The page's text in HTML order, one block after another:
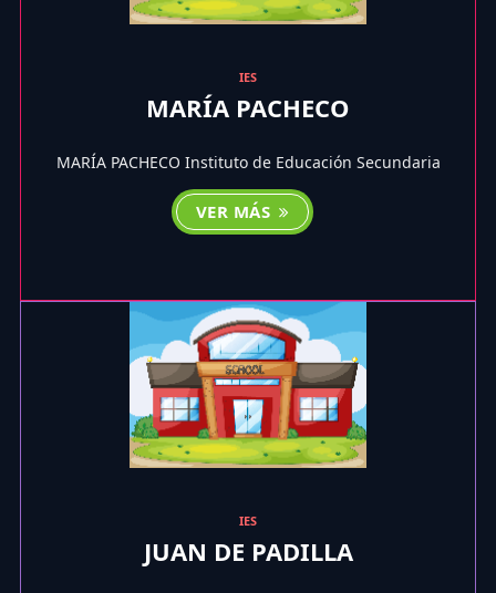
IES
MARÍA PACHECO
MARÍA PACHECO Instituto de Educación Secundaria
VER MÁS
IES
JUAN DE PADILLA